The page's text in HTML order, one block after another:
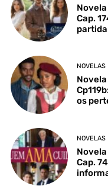
Cap.
partida
NOVELAS
Novela
os
NOVELAS
Novela
Cap.